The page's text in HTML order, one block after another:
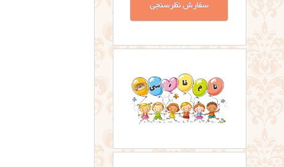
سفارش نظرسنجی